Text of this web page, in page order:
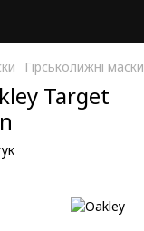
Гірськолижні
Target